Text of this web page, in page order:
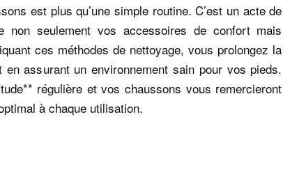
est plus qu’une simple routine. C’est un acte de
non seulement vos accessoires de confort mais
ces méthodes de nettoyage, vous prolongez la
assurant un environnement sain pour vos pieds.
régulière et vos chaussons vous remercieront
à chaque utilisation.